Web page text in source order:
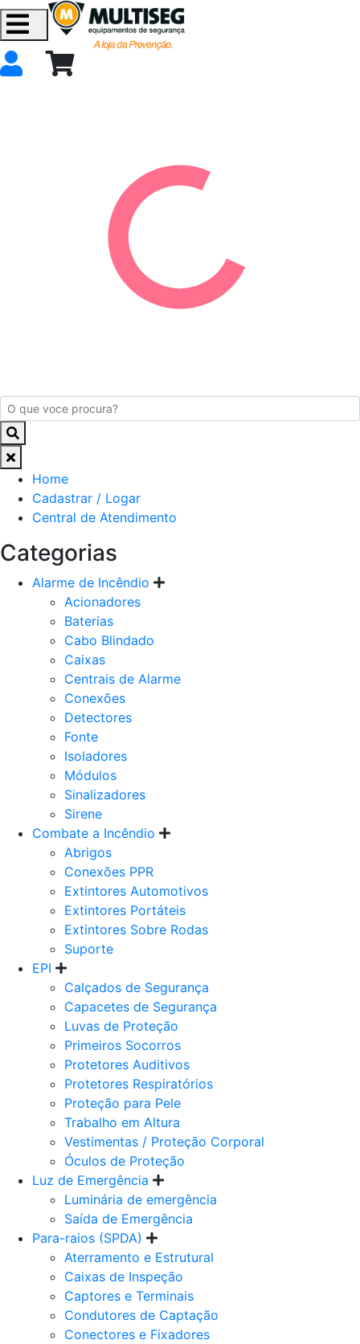
Home
Cadastrar / Logar
Central de Atendimento
Categorias
Alarme de Incêndio
Acionadores
Baterias
Cabo Blindado
Caixas
Centrais de Alarme
Conexões
Detectores
Fonte
Isoladores
Módulos
Sinalizadores
Sirene
Combate a Incêndio
Abrigos
Conexões PPR
Extintores Automotivos
Extintores Portáteis
Extintores Sobre Rodas
Suporte
EPI
Calçados de Segurança
Capacetes de Segurança
Luvas de Proteção
Primeiros Socorros
Protetores Auditivos
Protetores Respiratórios
Proteção para Pele
Trabalho em Altura
Vestimentas / Proteção Corporal
Óculos de Proteção
Luz de Emergência
Luminária de emergência
Saída de Emergência
Para-raios (SPDA)
Aterramento e Estrutural
Caixas de Inspeção
Captores e Terminais
Condutores de Captação
Conectores e Fixadores